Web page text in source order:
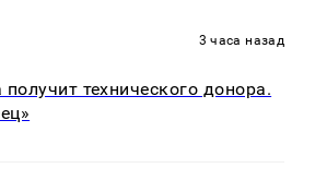
3 часа назад
технического донора.